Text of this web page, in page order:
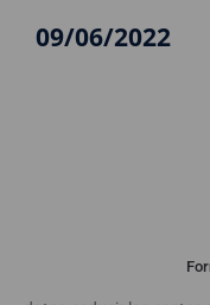
09/06/2022
Simplificar la